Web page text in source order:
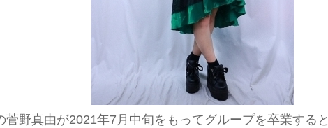
菅野真由が2021年7月中旬をもってグループを卒業する